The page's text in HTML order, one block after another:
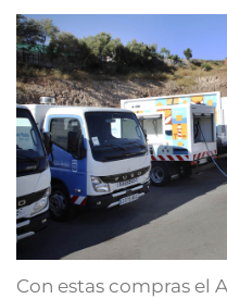
Con estas compras el